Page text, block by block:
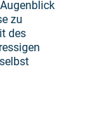
zu
des